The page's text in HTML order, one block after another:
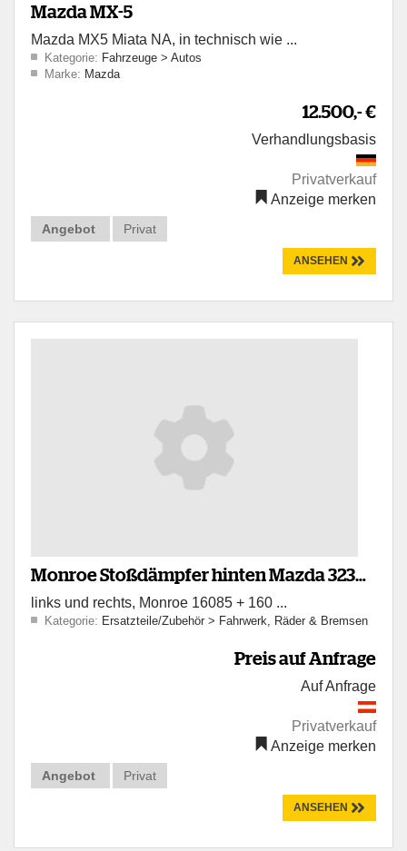
Mazda MX-5
Mazda MX5 Miata NA, in technisch wie ...
Kategorie: Fahrzeuge > Autos
Marke: Mazda
12.500,- €
Verhandlungsbasis
Privatverkauf
Anzeige merken
Angebot Privat
ANSEHEN
Monroe Stoßdämpfer hinten Mazda 323
85-89 NOS
links und rechts, Monroe 16085 + 160 ...
Kategorie: Ersatzteile/Zubehör > Fahrwerk, Räder & Bremsen
Preis auf Anfrage
Auf Anfrage
Privatverkauf
Anzeige merken
Angebot Privat
ANSEHEN